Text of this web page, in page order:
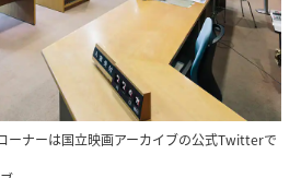
ーナーは国立映画アーカイブの公式Twitterで